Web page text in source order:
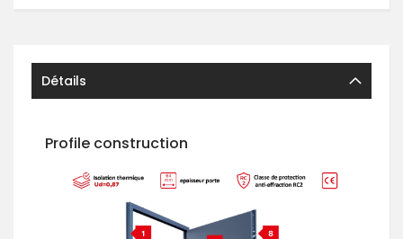
Détails